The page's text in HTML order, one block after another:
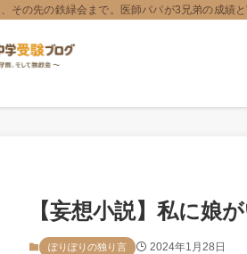
その先の鉄緑会まで。医師パパが3兄弟の成績
【妄想小説】私に娘
ぽりぽりの独り言 2024年1月28日